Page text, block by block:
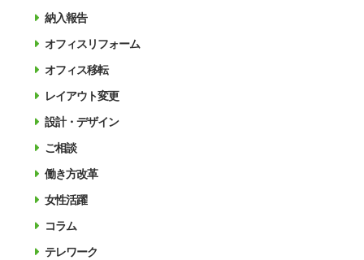
納入報告
オフィスリフォーム
オフィス移転
レイアウト変更
設計・デザイン
ご相談
働き方改革
女性活躍
コラム
テレワーク